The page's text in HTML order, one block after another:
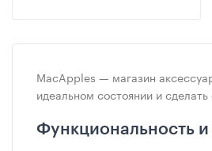
MacApples — магазин
идеальном состоянии и
Функциональность